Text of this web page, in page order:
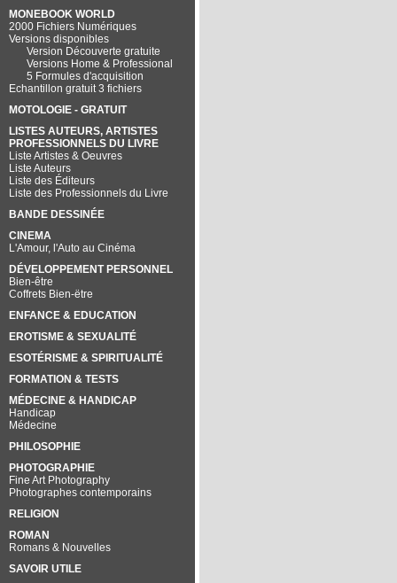
MONEBOOK WORLD
2000 Fichiers Numériques
Versions disponibles
Version Découverte gratuite
Versions Home & Professional
5 Formules d'acquisition
Echantillon gratuit 3 fichiers
MOTOLOGIE - GRATUIT
LISTES AUTEURS, ARTISTES
PROFESSIONNELS DU LIVRE
Liste Artistes & Oeuvres
Liste Auteurs
Liste des Éditeurs
Liste des Professionnels du Livre
BANDE DESSINÉE
CINEMA
L'Amour, l'Auto au Cinéma
DÉVELOPPEMENT PERSONNEL
Bien-être
Coffrets Bien-ëtre
ENFANCE & EDUCATION
EROTISME & SEXUALITÉ
ESOTÉRISME & SPIRITUALITÉ
FORMATION & TESTS
MÉDECINE & HANDICAP
Handicap
Médecine
PHILOSOPHIE
PHOTOGRAPHIE
Fine Art Photography
Photographes contemporains
RELIGION
ROMAN
Romans & Nouvelles
SAVOIR UTILE